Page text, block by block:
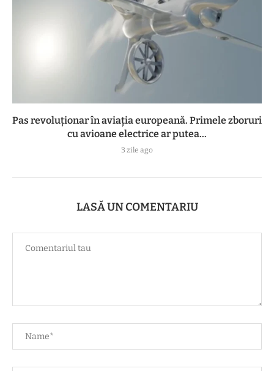
Pas revoluționar în aviația europeană. Primele zboruri
cu avioane electrice ar putea...
3 zile ago
LASĂ UN COMENTARIU